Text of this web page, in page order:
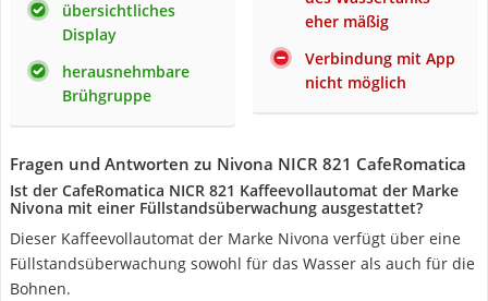
übersichtliches
Display
herausnehmbare
Brühgruppe
eher mäßig
Verbindung mit App
nicht möglich
Fragen und Antworten zu Nivona NICR 821 CafeRomatica
Ist der CafeRomatica NICR 821 Kaffeevollautomat der Marke
Nivona mit einer Füllstandsüberwachung ausgestattet?
Dieser Kaffeevollautomat der Marke Nivona verfügt über eine
Füllstandsüberwachung sowohl für das Wasser als auch für die
Bohnen.